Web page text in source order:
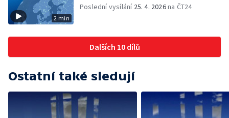
2 min
Poslední vysílání 25. 4. 2026na ČT24
Dalších 10 dílů
Ostatní také sledují